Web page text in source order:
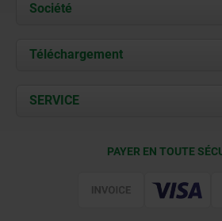
Société
À propos de nous
Contact
Téléchargement
Documents
SERVICE
PAYER EN TOUTE